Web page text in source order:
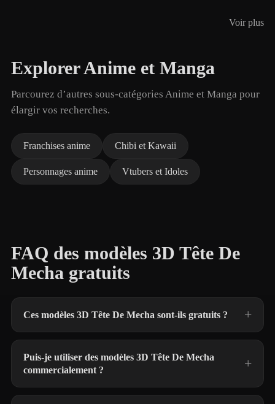
Voir plus
Explorer Anime et Manga
Parcourez d’autres sous-catégories Anime et Manga pour
élargir vos recherches.
Franchises anime Chibi et Kawaii
Personnages anime Vtubers et Idoles
FAQ des modèles 3D Tête De
Mecha gratuits
Ces modèles 3D Tête De Mecha sont-ils gratuits ?
Puis-je utiliser des modèles 3D Tête De Mecha
commercialement ?